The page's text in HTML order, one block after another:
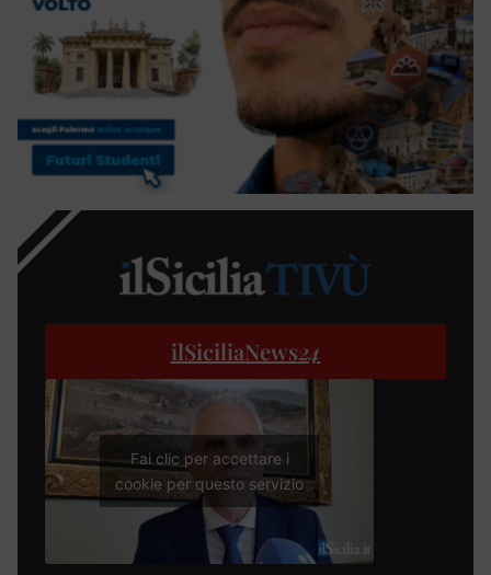
ilSiciliaNews24
Fai clic per accettare i
cookie per questo servizio